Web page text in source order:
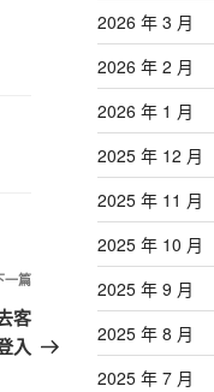
下
一
篇
一篇
客
入
2026 年 3 月
2026 年 2 月
2026 年 1 月
2025 年 12 月
2025 年 11 月
2025 年 10 月
2025 年 9 月
2025 年 8 月
2025 年 7 月